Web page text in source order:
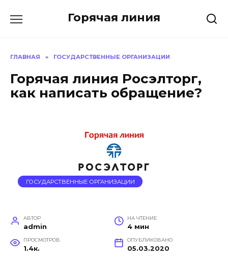
Горячая линия
ГЛАВНАЯ » ГОСУДАРСТВЕННЫЕ ОРГАНИЗАЦИИ
Горячая линия Росэлторг,
как написать обращение?
ГОСУДАРСТВЕННЫЕ ОРГАНИЗАЦИИ
АВТОР
admin
НА ЧТЕНИЕ
4 мин
ПРОСМОТРОВ
1.4к.
ОПУБЛИКОВАНО
05.03.2020